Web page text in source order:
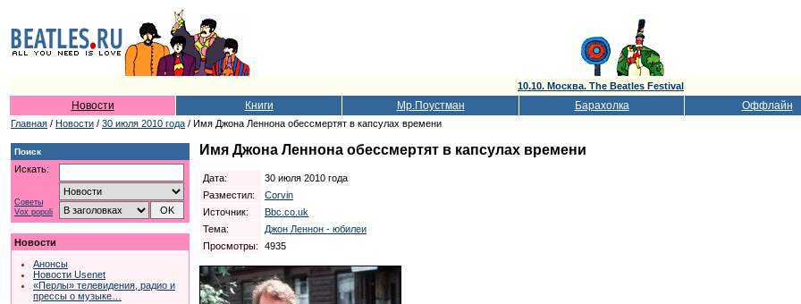
10.10. Москва. The Beatles Festival
Новости Книги Мр.Поустман Барахолка Оффлайн
Главная / Новости / 30 июля 2010 года / Имя Джона Леннона обессмертят в капсулах времени
Поиск
Искать:
Советы
Vox populi
Новости
Анонсы
Новости Usenet
«Перлы» телевидения, радио и
прессы о музыке…
Имя Джона Леннона обессмертят в капсулах времени
Дата:
30 июля 2010 года
Разместил:
Corvin
Источник:
Bbc.co.uk
Тема:
Джон Леннон - юбилеи
Просмотры:
4935